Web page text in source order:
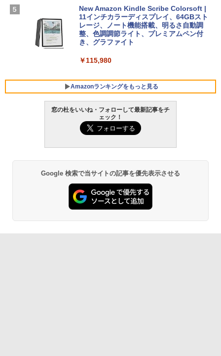
FMV ノートパソコン WE1-K3 (MS 365 P
ersonal/Copilotキー搭載/Win 11/15.6型/
Core i5/16GB/SSD 512GB/ホワイト) FM
VWK3E15W_AZ
￥3,600
New Amazon Kindle Scribe Colorsoft |
11インチカラーディスプレイ、64GBスト
レージ、ノート機能搭載、明るさ自動調
整、色調調節ライト、プレミアムペン付
き、グラファイト
￥115,980
Amazonランキングをもっと見る
窓の杜をいいね・フォローして最新記事をチ
ェック！
Google 検索で当サイトの記事を優先表示させる